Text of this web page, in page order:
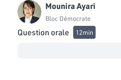
Mounira Ayari
Bloc Démocrate
Question orale 12min